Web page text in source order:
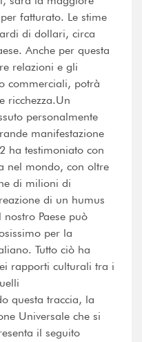
fatturato. Le stime
di dollari, circa
Anche per questa
relazioni e gli
commerciali, potrà
ricchezza.Un
personalmente
manifestazione
ha testimoniato con
nel mondo, con oltre
di milioni di
di un humus
Paese può
per la
Tutto ciò ha
rapporti culturali tra i
questa traccia, la
Universale che si
il seguito